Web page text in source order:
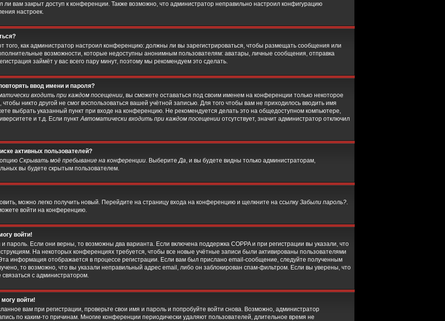
вам закрыт доступ к конференции. Также возможно, что администратор неправильно настроил конфигурацию
настроек.
того, как администратор настроил конференцию: должны ли вы зарегистрироваться, чтобы размещать сообщения или
возможности, которые недоступны анонимным пользователям: аватары, личные сообщения, отправка
займёт у вас всего пару минут, поэтому мы рекомендуем это сделать.
ввод имени и пароля?
входить при каждом посещении, вы сможете оставаться под своим именем на конференции только некоторое
никто другой не смог воспользоваться вашей учётной записью. Для того чтобы вам не приходилось вводить имя
выбрать указанный пункт при входе на конференцию. Не рекомендуется делать это на общедоступном компьютере,
и т.д. Если пунктАвтоматически входить при каждом посещении отсутствует, значит администратор отключил
активных пользователей?
Скрывать моё пребывание на конференции. ВыберитеДа, и вы будете видны только администраторам,
вы будете скрытым пользователем.
можно легко получить новый. Перейдите на страницу входа на конференцию и щелкните на ссылку Забыли пароль?.
войти на конференцию.
войти!
пароль. Если они верны, то возможны два варианта. Если включена поддержка COPPA и при регистрации вы указали, что
На некоторых конференциях требуется, чтобы все новые учётные записи были активированы пользователями
информация отображается в процессе регистрации. Если вам был прислано email-сообщение, следуйте полученным
то возможно, что вы указали неправильный адрес email, либо он заблокирован спам-фильтром. Если вы уверены, что
с администратором.
войти!
вам при регистрации, проверьте свои имя и пароль и попробуйте войти снова. Возможно, администратор
по каким-то причинам. Многие конференции периодически удаляют пользователей, длительное время не